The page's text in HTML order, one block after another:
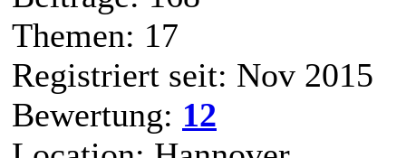
Themen: 17
Registriert seit: Nov 2015
Bewertung: 12